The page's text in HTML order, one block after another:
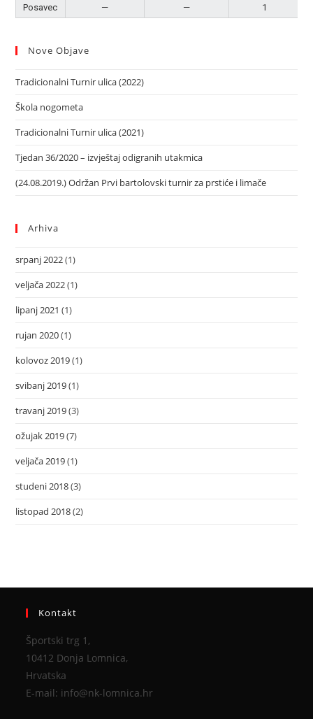
Posavec
— — 1
Nove Objave
Tradicionalni Turnir ulica (2022)
Škola nogometa
Tradicionalni Turnir ulica (2021)
Tjedan 36/2020 – izvještaj odigranih utakmica
(24.08.2019.) Održan Prvi bartolovski turnir za prstiće i limače
Arhiva
srpanj 2022(1)
veljača 2022(1)
lipanj 2021 (1)
rujan 2020(1)
kolovoz 2019(1)
svibanj 2019(1)
travanj 2019(3)
ožujak 2019(7)
veljača 2019(1)
studeni 2018(3)
listopad 2018(2)
Kontakt
Športski trg 1,
10412 Donja Lomnica,
Hrvatska
E-mail: info@nk-lomnica.hr